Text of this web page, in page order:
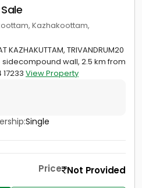
Kazhakoottam,
KAZHAKUTTAM, TRIVANDRUM20
wall, 2.5 km from
View Property
Single
Price Not Provided